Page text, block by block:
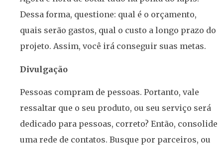
Dessa forma, questione: qual é o orçamento,
quais serão gastos, qual o custo a longo prazo do
projeto. Assim, você irá conseguir suas metas.
Divulgação
Pessoas compram de pessoas. Portanto, vale
ressaltar que o seu produto, ou seu serviço será
dedicado para pessoas, correto? Então, consolide
uma rede de contatos. Busque por parceiros, ou